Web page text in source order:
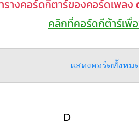
รางคอร์ดกีตาร์ของคอร์ดเพลง
คลิกที่คอร์ดกีต้าร์เพื่
แสดงคอร์ดทั้งหม
D